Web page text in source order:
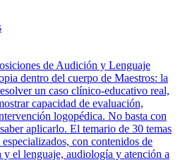
de Audición y Lenguaje
dentro del cuerpo de Maestros: la
un caso clínico-educativo real,
capacidad de evaluación,
logopédica. No basta con
aplicarlo. El temario de 30 temas
con contenidos de
y el lenguaje, audiología y atención a